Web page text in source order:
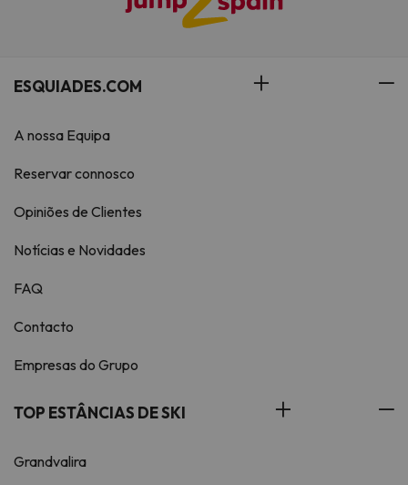
ESQUIADES.COM
A nossa Equipa
Reservar connosco
Opiniões de Clientes
Notícias e Novidades
FAQ
Contacto
Empresas do Grupo
TOP ESTÂNCIAS DE SKI
Grandvalira